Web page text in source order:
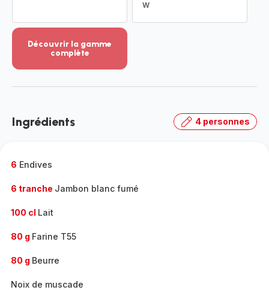
W
Découvrir la gamme
complète
-
gamme
Ingrédients 4 personnes
6 Endives
6 tranche Jambon blanc fumé
100 cl Lait
80 g Farine T55
80 g Beurre
Noix de muscade